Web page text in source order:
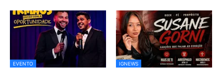
EVENTO IGNEWS